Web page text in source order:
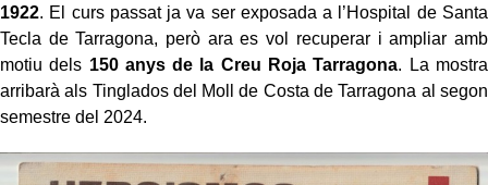
1922. El curs passat ja va ser exposada a l’Hospital de Santa
Tecla de Tarragona, però ara es vol recuperar i ampliar amb
motiu dels 150 anys de la Creu Roja Tarragona. La mostra
arribarà als Tinglados del Moll de Costa de Tarragona al segon
semestre del 2024.